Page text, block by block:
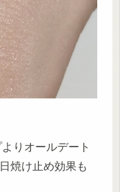
りオールデート
焼け止め効果も